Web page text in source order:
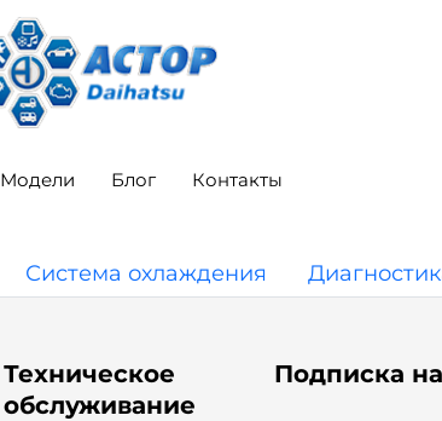
Модели Блог Контакты
Система охлаждения
Техническое
обслуживание
Подписка